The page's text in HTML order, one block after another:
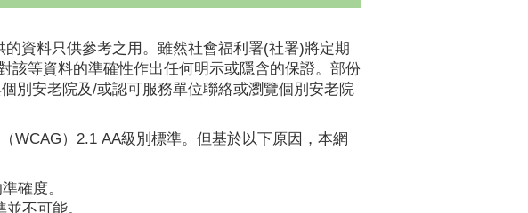
資料只供參考之用。雖然社會福利署(社署)將定期
該等資料的準確性作出任何明示或隱含的保證。部份
別安老院及/或認可服務單位聯絡或瀏覽個別安老院
WCAG）2.1 AA級別標準。但基於以下原因，本網
確度。
不可能。